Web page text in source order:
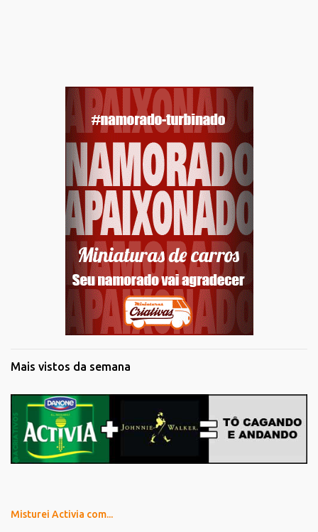
Mais vistos da semana
Misturei Activia com...